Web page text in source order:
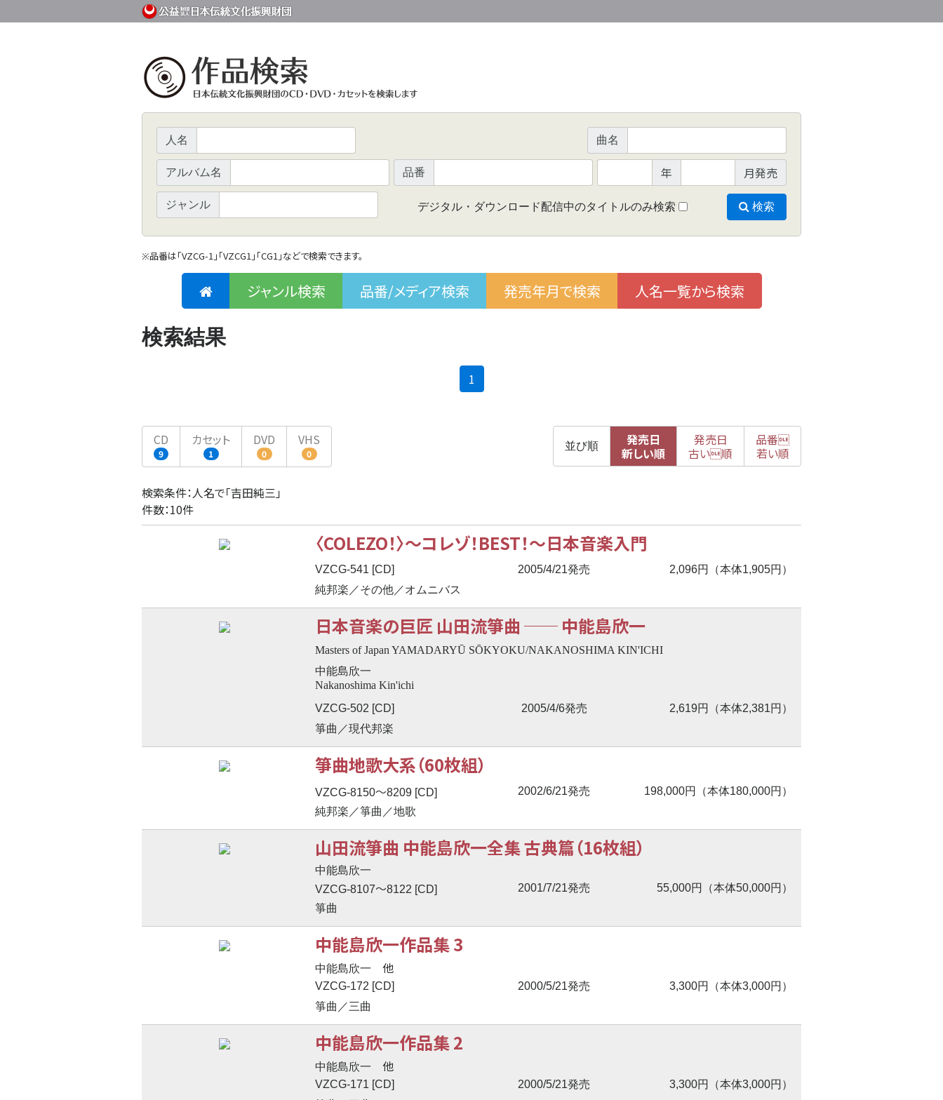
人名 曲名
アルバム名 品番 年 月発売
ジャンル デジタル・ダウンロード配信中のタイトルのみ検索 検索
※品番は「VZCG-1」「VZCG1」「CG1」などで検索できます。
ジャンル検索 品番/メディア検索 発売年月で検索 人名一覧から検索
検索結果
1
CD
9
カセット
1
DVD
0
VHS
0
並び順
発売日
新しい順
発売日
古い順
品番
若い順
検索条件：人名で「吉田純三」
件数：10件
〈COLEZO！〉〜コレゾ！BEST！〜日本音楽入門
VZCG-541 [CD] 2005/4/21発売
2,096円（本体1,905円）
純邦楽／その他／オムニバス
日本音楽の巨匠 山田流箏曲 ── 中能島欣一
Masters of Japan YAMADARYŪ SŌKYOKU/NAKANOSHIMA KIN'ICHI
中能島欣一
Nakanoshima Kin'ichi
VZCG-502 [CD]
2005/4/6発売
2,619円（本体2,381円）
箏曲／現代邦楽
箏曲地歌大系（60枚組）
VZCG-8150〜8209 [CD] 2002/6/21発売
198,000円（本体180,000円）
純邦楽／箏曲／地歌
山田流箏曲 中能島欣一全集 古典篇（16枚組）
中能島欣一
VZCG-8107〜8122 [CD] 2001/7/21発売
55,000円（本体50,000円）
箏曲
中能島欣一作品集 3
中能島欣一 他
VZCG-172 [CD] 2000/5/21発売
3,300円（本体3,000円）
箏曲／三曲
中能島欣一作品集 2
中能島欣一 他
VZCG-171 [CD] 2000/5/21発売
3,300円（本体3,000円）